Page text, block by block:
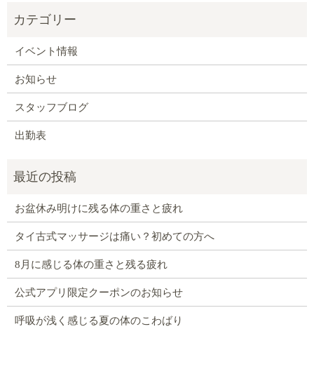
イベント情報
お知らせ
スタッフブログ
出勤表
お盆休み明けに残る体の重さと疲れ
タイ古式マッサージは痛い？初めての方へ
8月に感じる体の重さと残る疲れ
公式アプリ限定クーポンのお知らせ
呼吸が浅く感じる夏の体のこわばり